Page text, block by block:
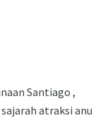
Santiago ,
atraksi anu